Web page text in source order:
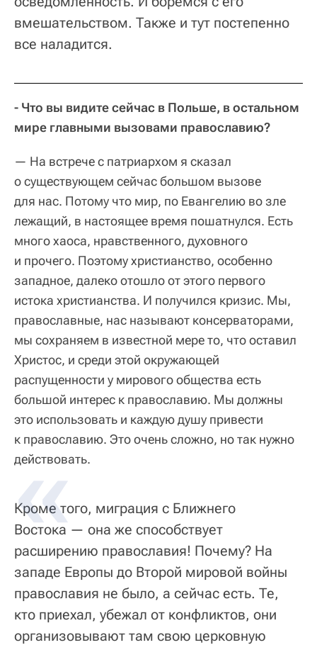
вмешательством. Также и тут постепенно
все наладится.
- Что вы видите сейчас в Польше, в остальном
мире главными вызовами православию?
— На встрече с патриархом я сказал
о существующем сейчас большом вызове
для нас. Потому что мир, по Евангелию во зле
лежащий, в настоящее время пошатнулся. Есть
много хаоса, нравственного, духовного
и прочего. Поэтому христианство, особенно
западное, далеко отошло от этого первого
истока христианства. И получился кризис. Мы,
православные, нас называют консерваторами,
мы сохраняем в известной мере то, что оставил
Христос, и среди этой окружающей
распущенности у мирового общества есть
большой интерес к православию. Мы должны
это использовать и каждую душу привести
к православию. Это очень сложно, но так нужно
действовать.
Кроме того, миграция с Ближнего
Востока — она же способствует
расширению православия! Почему? На
западе Европы до Второй мировой войны
православия не было, а сейчас есть. Те,
кто приехал, убежал от конфликтов, они
организовывают там свою церковную